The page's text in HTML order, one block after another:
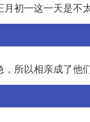
初一这一天是不
所以相亲成了他们